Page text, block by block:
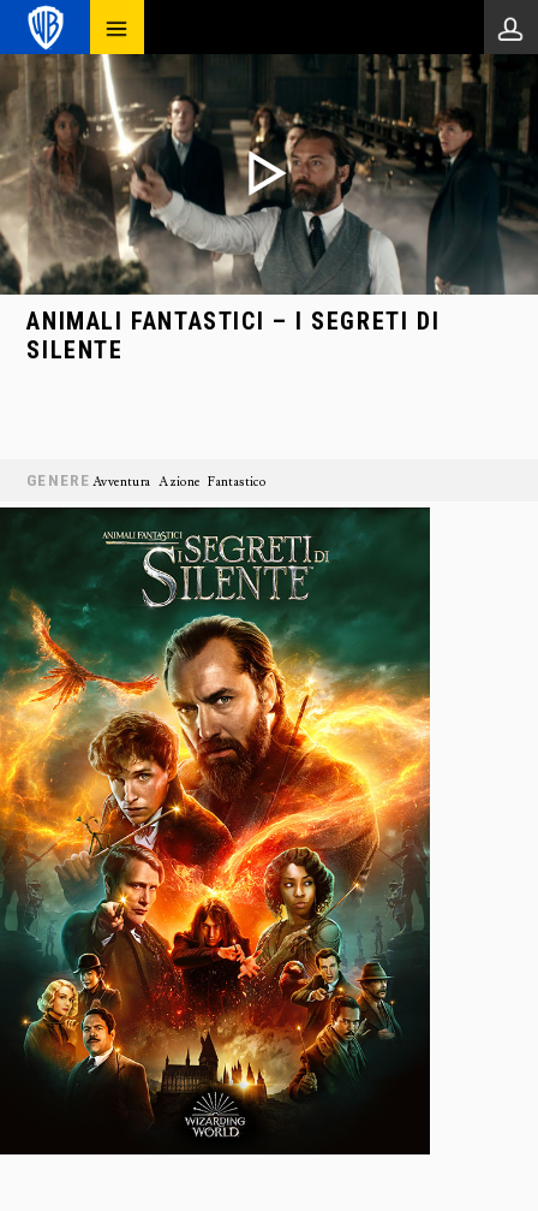
ANIMALI FANTASTICI – I SEGRETI DI
SILENTE
GENERE Avventura Azione Fantastico